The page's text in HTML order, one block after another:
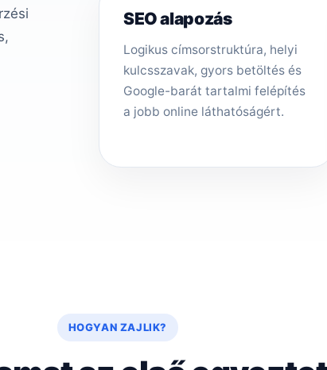
SEO alapozás
Logikus címsorstruktúra, helyi
kulcsszavak, gyors betöltés és
Google-barát tartalmi felépítés
a jobb online láthatóságért.
HOGYAN ZAJLIK?